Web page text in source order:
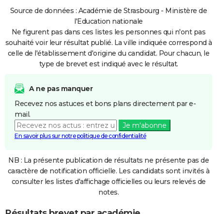
Source de données : Académie de Strasbourg - Ministère de
l'Education nationale
Ne figurent pas dans ces listes les personnes qui n'ont pas
souhaité voir leur résultat publié. La ville indiquée correspond à
celle de l'établissement d'origine du candidat. Pour chacun, le
type de brevet est indiqué avec le résultat.
A ne pas manquer
Recevez nos astuces et bons plans directement par e-
mail.
Je m'abonne
En savoir plus sur notre politique de confidentialité
NB : La présente publication de résultats ne présente pas de
caractère de notification officielle. Les candidats sont invités à
consulter les listes d'affichage officielles ou leurs relevés de
notes.